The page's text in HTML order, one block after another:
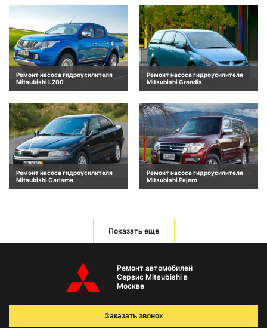
Ремонт насоса гидроусилителя
Mitsubishi L200
Ремонт насоса гидроусилителя
Mitsubishi Grandis
Ремонт насоса гидроусилителя
Mitsubishi Carisma
Ремонт насоса гидроусилителя
Mitsubishi Pajero
Показать еще
Ремонт автомобилей
Сервис Mitsubishi в
Москве
Заказать звонок